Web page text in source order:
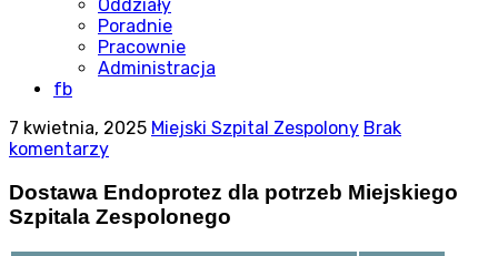
Oddziały
Poradnie
Pracownie
Administracja
fb
7 kwietnia, 2025 Miejski Szpital Zespolony Brak
komentarzy
Dostawa Endoprotez dla potrzeb Miejskiego
Szpitala Zespolonego